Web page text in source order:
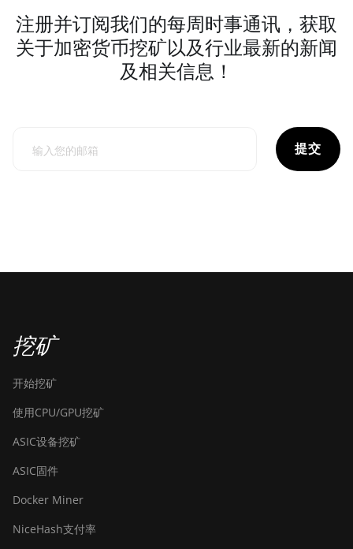
注册并订阅我们的每周时事通讯，获取
关于加密货币挖矿以及行业最新的新闻
及相关信息！
提交
挖矿
开始挖矿
使用CPU/GPU挖矿
ASIC设备挖矿
ASIC固件
Docker Miner
NiceHash支付率